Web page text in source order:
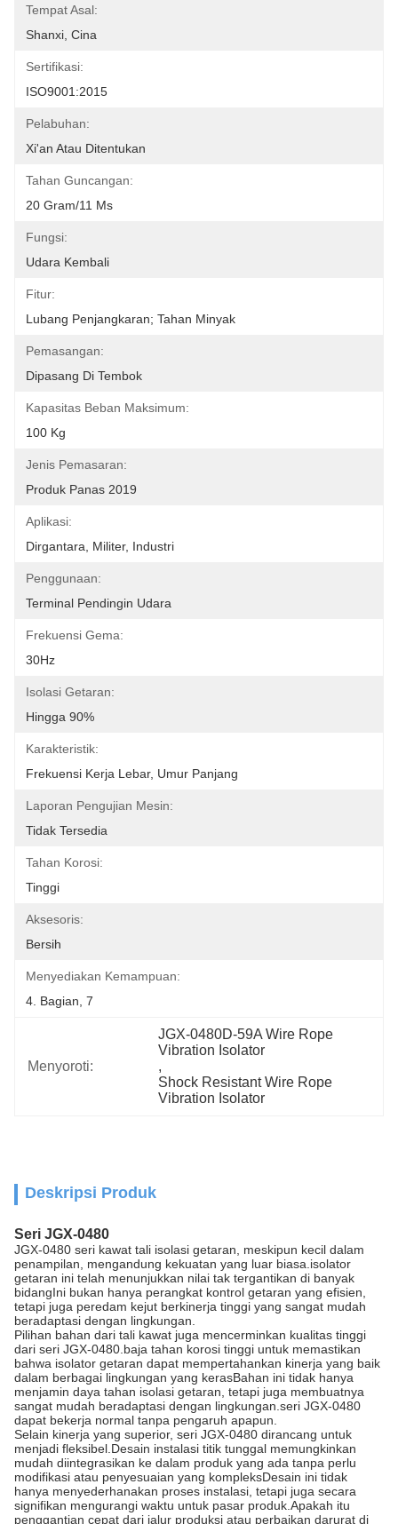
Tempat Asal:
Shanxi, Cina
Sertifikasi:
ISO9001:2015
Pelabuhan:
Xi'an Atau Ditentukan
Tahan Guncangan:
20 Gram/11 Ms
Fungsi:
Udara Kembali
Fitur:
Lubang Penjangkaran; Tahan Minyak
Pemasangan:
Dipasang Di Tembok
Kapasitas Beban Maksimum:
100 Kg
Jenis Pemasaran:
Produk Panas 2019
Aplikasi:
Dirgantara, Militer, Industri
Penggunaan:
Terminal Pendingin Udara
Frekuensi Gema:
30Hz
Isolasi Getaran:
Hingga 90%
Karakteristik:
Frekuensi Kerja Lebar, Umur Panjang
Laporan Pengujian Mesin:
Tidak Tersedia
Tahan Korosi:
Tinggi
Aksesoris:
Bersih
Menyediakan Kemampuan:
4. Bagian, 7
Menyoroti:
JGX-0480D-59A Wire Rope
Vibration Isolator
,
Shock Resistant Wire Rope
Vibration Isolator
Deskripsi Produk
Seri JGX-0480
JGX-0480 seri kawat tali isolasi getaran, meskipun kecil dalam
penampilan, mengandung kekuatan yang luar biasa.isolator
getaran ini telah menunjukkan nilai tak tergantikan di banyak
bidangIni bukan hanya perangkat kontrol getaran yang efisien,
tetapi juga peredam kejut berkinerja tinggi yang sangat mudah
beradaptasi dengan lingkungan.
Pilihan bahan dari tali kawat juga mencerminkan kualitas tinggi
dari seri JGX-0480.baja tahan korosi tinggi untuk memastikan
bahwa isolator getaran dapat mempertahankan kinerja yang baik
dalam berbagai lingkungan yang kerasBahan ini tidak hanya
menjamin daya tahan isolasi getaran, tetapi juga membuatnya
sangat mudah beradaptasi dengan lingkungan.seri JGX-0480
dapat bekerja normal tanpa pengaruh apapun.
Selain kinerja yang superior, seri JGX-0480 dirancang untuk
menjadi fleksibel.Desain instalasi titik tunggal memungkinkan
mudah diintegrasikan ke dalam produk yang ada tanpa perlu
modifikasi atau penyesuaian yang kompleksDesain ini tidak
hanya menyederhanakan proses instalasi, tetapi juga secara
signifikan mengurangi waktu untuk pasar produk.Apakah itu
penggantian cepat dari jalur produksi atau perbaikan darurat di